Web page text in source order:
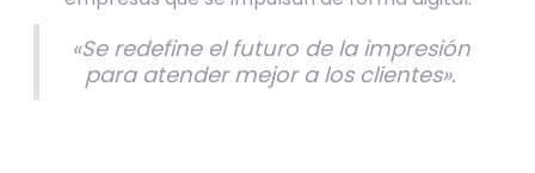
«Se redefine el futuro de la impresión
para atender mejor a los clientes».